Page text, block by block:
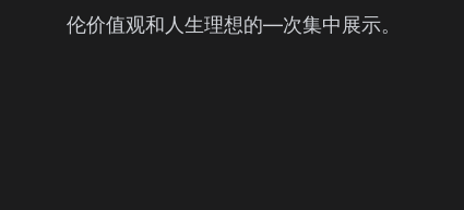
伦价值观和人生理想的—次集中展示。